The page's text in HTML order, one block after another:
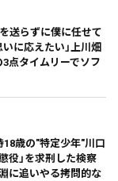
を送らずに僕に任せて
に応えたい」上川畑
点タイムリーでソフ
18歳の"特定少年"川口
役」を求刑した検察
に追いやる拷問的な